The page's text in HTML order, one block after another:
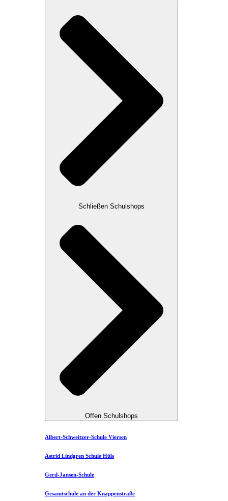
Schließen Schulshops
Offen Schulshops
Albert-Schweitzer-Schule Viersen
Astrid Lindgren Schule Hüls
Gerd-Jansen-Schule
Gesamtschule an der Knappenstraße